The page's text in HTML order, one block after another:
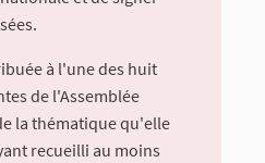
à l'une des huit
de l'Assemblée
la thématique qu'elle
recueilli au moins